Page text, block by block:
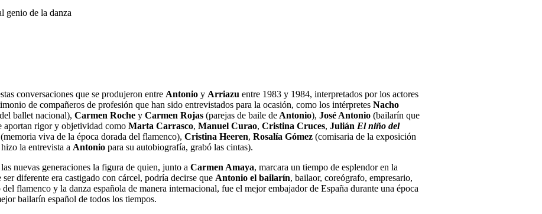
conversaciones que se produjeron entre Antonio y Arriazu entre 1983 y 1984, interpretados por los actores
de compañeros de profesión que han sido entrevistados para la ocasión, como los intérpretes Nacho
ballet nacional), Carmen Roche y Carmen Rojas (parejas de baile de Antonio), José Antonio (bailarín que
aportan rigor y objetividad como Marta Carrasco, Manuel Curao, Cristina Cruces, Julián El niño del
(memoria viva de la época dorada del flamenco), Cristina Heeren, Rosalía Gómez (comisaria de la exposición
la entrevista a Antonio para su autobiografía, grabó las cintas).
nuevas generaciones la figura de quien, junto a Carmen Amaya, marcara un tiempo de esplendor en la
diferente era castigado con cárcel, podría decirse que Antonio el bailarín, bailaor, coreógrafo, empresario,
flamenco y la danza española de manera internacional, fue el mejor embajador de España durante una época
bailarín español de todos los tiempos.